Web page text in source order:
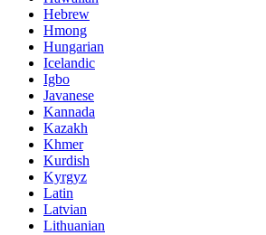
Hebrew
Hmong
Hungarian
Icelandic
Igbo
Javanese
Kannada
Kazakh
Khmer
Kurdish
Kyrgyz
Latin
Latvian
Lithuanian